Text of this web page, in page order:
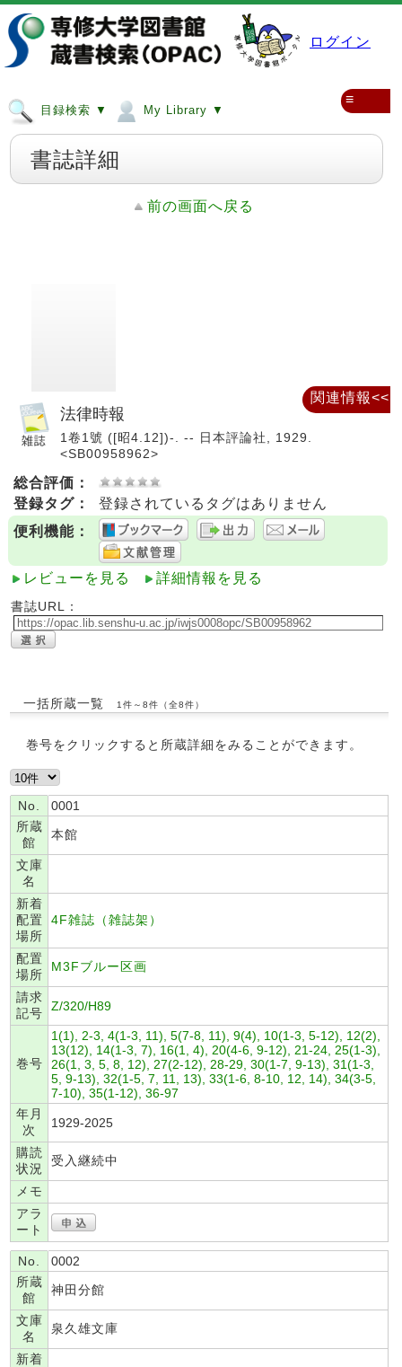
ログイン
目録検索 ▼ My Library ▼
≡
書誌詳細
前の画面へ戻る
法律時報
1卷1號 ([昭4.12])-. -- 日本評論社, 1929.
<SB00958962>
総合評価：
登録タグ：
登録されているタグはありません
便利機能：
レビューを見る 詳細情報を見る
書誌URL：
一括所蔵一覧 1件～8件（全8件）
巻号をクリックすると所蔵詳細をみることができます。
No.
0001
所蔵
館
本館
文庫
名
新着
配置
場所
4F雑誌（雑誌架）
配置
場所
M3Fブルー区画
請求
記号
Z/320/H89
巻号
1(1), 2-3, 4(1-3, 11), 5(7-8, 11), 9(4), 10(1-3, 5-12), 12(2),
13(12), 14(1-3, 7), 16(1, 4), 20(4-6, 9-12), 21-24, 25(1-3),
26(1, 3, 5, 8, 12), 27(2-12), 28-29, 30(1-7, 9-13), 31(1-3,
5, 9-13), 32(1-5, 7, 11, 13), 33(1-6, 8-10, 12, 14), 34(3-5,
7-10), 35(1-12), 36-97
年月
次
1929-2025
購読
状況
受入継続中
メモ
アラ
ート
No.
0002
所蔵
館
神田分館
文庫
名
泉久雄文庫
新着
関連情報<<